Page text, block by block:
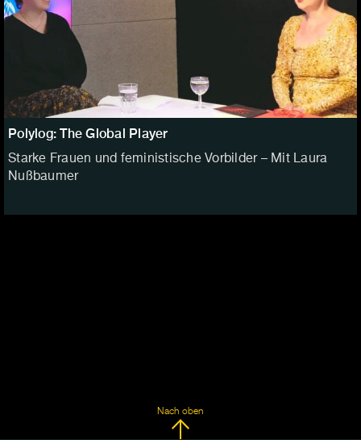
Polylog: The Global Player
Starke Frauen und feministische Vorbilder – Mit Laura
Nußbaumer
Nach oben